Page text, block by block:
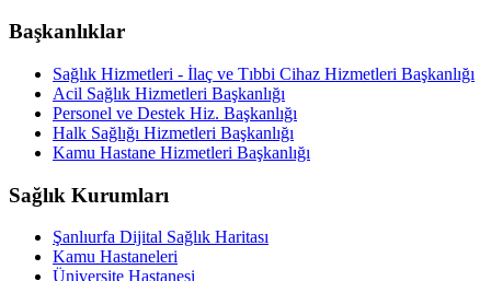
Başkanlıklar
Sağlık Hizmetleri - İlaç ve Tıbbi Cihaz Hizmetleri Başkanlığı
Acil Sağlık Hizmetleri Başkanlığı
Personel ve Destek Hiz. Başkanlığı
Halk Sağlığı Hizmetleri Başkanlığı
Kamu Hastane Hizmetleri Başkanlığı
Sağlık Kurumları
Şanlıurfa Dijital Sağlık Haritası
Kamu Hastaneleri
Üniversite Hastanesi